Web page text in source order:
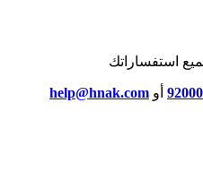
استفساراتك
أو help@hnak.com